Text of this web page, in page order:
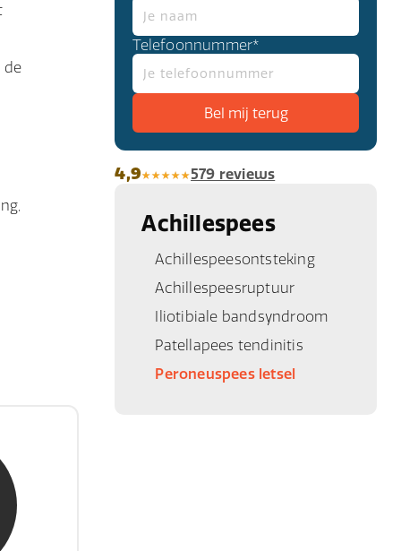
de
Telefoonnummer*
4,9 579 reviews
Achillespees
Achillespeesontsteking
Achillespeesruptuur
Iliotibiale bandsyndroom
Patellapees tendinitis
Peroneuspees letsel